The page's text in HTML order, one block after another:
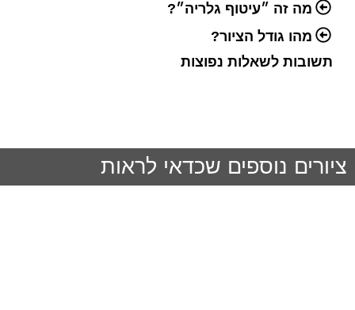
מה זה ״עיטוף גלריה״?
מהו גודל הציור?
תשובות לשאלות נפוצות
ציורים נוספים שכדאי לראות